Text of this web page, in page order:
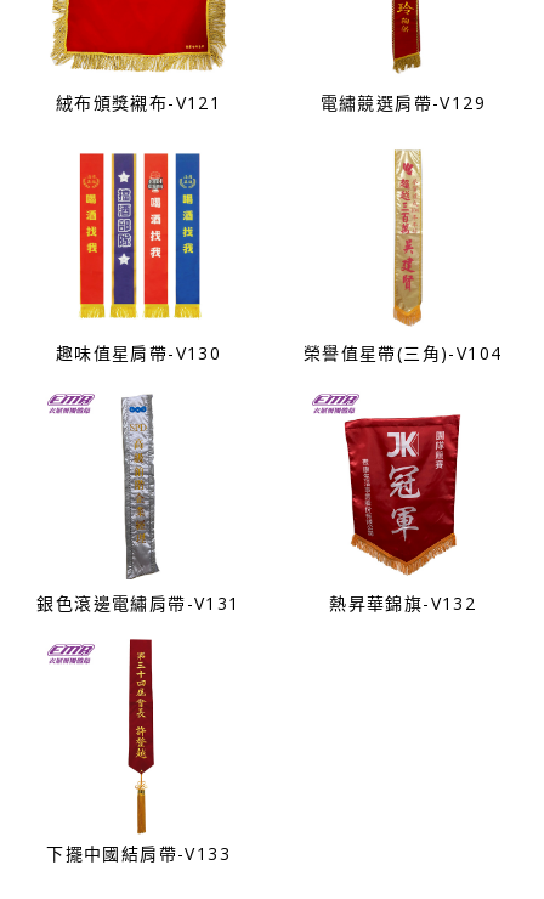
絨布頒獎襯布-V121 電繡競選肩帶-V129
趣味值星肩帶-V130 榮譽值星帶(三角)-V104
銀色滾邊電繡肩帶-V131 熱昇華錦旗-V132
下擺中國結肩帶-V133